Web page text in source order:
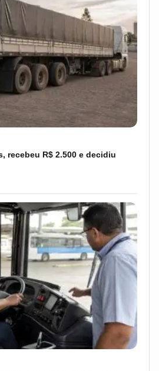
recebeu R$ 2.500 e decidiu